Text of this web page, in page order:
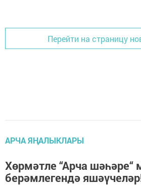
Перейти на страницу
АРЧА ЯҢАЛЫКЛАРЫ
Хөрмәтле “Арча шәһәре“
берәмлегендә